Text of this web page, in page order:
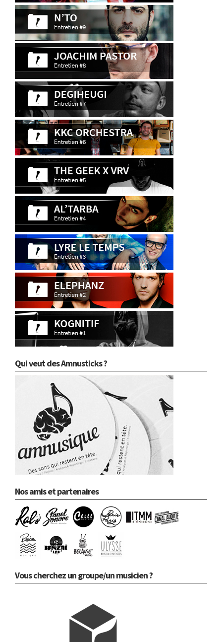
Qui veut des Amnusticks ?
Nos amis et partenaires
Vous cherchez un groupe/un musicien ?